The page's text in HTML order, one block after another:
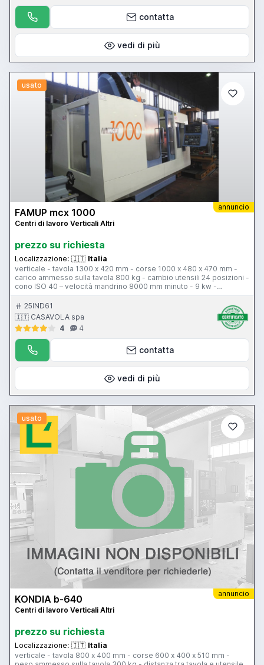
contatta
vedi di più
usato
annuncio
FAMUP mcx 1000
Centri di lavoro Verticali Altri
prezzo su richiesta
Localizzazione: 🇮🇹 Italia
verticale - tavola 1300 x 420 mm - corse 1000 x 480 x 470 mm -
carico ammesso sulla tavola 800 kg - cambio utensili 24 posizioni -
cono ISO 40 – velocità mandrino 8000 mm minuto - 9 kw -
avanzamento di lavoro 1-10000 mm al minuto - avanzamento
rapido asse X 18000 mm al minuto - avanzamento rapido assi Y-Z
24000 mm al minuto - CNC FANUC OM-C
25IND61
🇮🇹 CASAVOLA spa
4
4
contatta
vedi di più
usato
annuncio
KONDIA b-640
Centri di lavoro Verticali Altri
prezzo su richiesta
Localizzazione: 🇮🇹 Italia
verticale - tavola 800 x 400 mm - corse 600 x 400 x 510 mm -